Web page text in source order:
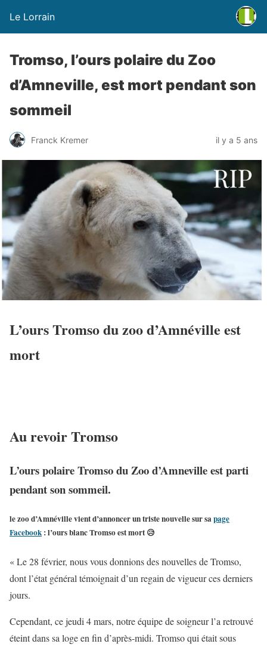
Le Lorrain
Tromso, l’ours polaire du Zoo
d’Amneville, est mort pendant son
sommeil
Franck Kremer il y a 5 ans
L’ours Tromso du zoo d’Amnéville est
mort
Au revoir Tromso
L’ours polaire Tromso du Zoo d’Amneville est parti
pendant son sommeil.
le zoo d’Amnéville vient d’annoncer un triste nouvelle sur sapage
Facebook : l’ours blanc Tromso est mort 😥
« Le 28 février, nous vous donnions des nouvelles de Tromso,
dont l’état général témoignait d’un regain de vigueur ces derniers
jours.
Cependant, ce jeudi 4 mars, notre équipe de soigneur l’a retrouvé
éteint dans sa loge en fin d’après-midi. Tromso qui était sous